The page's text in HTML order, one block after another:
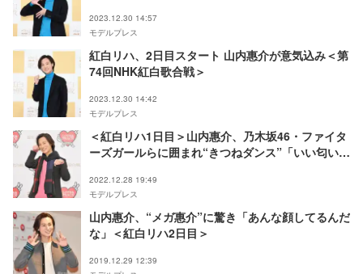
2023.12.30 14:57
モデルプレス
紅白リハ、2日目スタート 山内惠介が意気込み＜第
74回NHK紅白歌合戦＞
2023.12.30 14:42
モデルプレス
＜紅白リハ1日目＞山内惠介、乃木坂46・ファイタ
ーズガールらに囲まれ“きつねダンス”「いい匂いが
2022.12.28 19:49
モデルプレス
山内惠介、“メガ惠介”に驚き「あんな顔してるんだ
な」＜紅白リハ2日目＞
2019.12.29 12:39